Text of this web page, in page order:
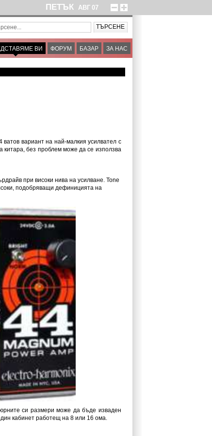
ПЕТЪК АВГ 07
ВИ ФОРУМ БАЗАР ЗА НАС
вариант на най-малкия усилвател с
китара, без проблем може да се използва
при високи нива на усилване. Tone
подобряващи дефиницията на
си размери може да бъде изваден
кабинет работещ на 8 или 16 ома.